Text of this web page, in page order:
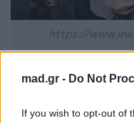
mad.gr - Do Not
If you wish to opt-out of
Παράλληλα, ένα